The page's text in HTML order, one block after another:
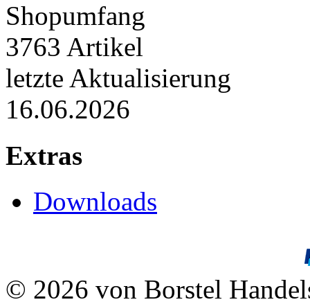
Shopumfang
3763 Artikel
letzte Aktualisierung
16.06.2026
Extras
Downloads
© 2026 von Borstel